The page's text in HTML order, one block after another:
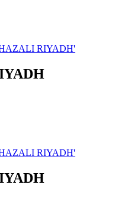
RIYADH'
RIYADH'